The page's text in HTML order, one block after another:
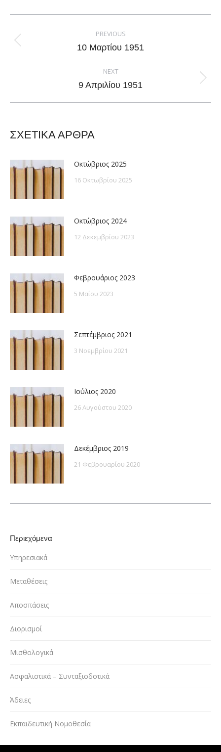
Facebook
X
PinterestLinkedIn
navigation
PREVIOUS
Previous
10 Μαρτίου 1951
NEXT
Next
9 Απριλίου 1951
ΣΧΕΤΙΚΑ ΑΡΘΡΑ
Οκτώβριος 2025
16 Οκτωβρίου 2025
Οκτώβριος 2024
12 Δεκεμβρίου 2023
Φεβρουάριος 2023
5 Μαΐου 2023
Σεπτέμβριος 2021
3 Νοεμβρίου 2021
Ιούλιος 2020
26 Αυγούστου 2020
Δεκέμβριος 2019
21 Φεβρουαρίου 2020
Περιεχόμενα
Υπηρεσιακά
Μεταθέσεις
Αποσπάσεις
Διορισμοί
Μισθολογικά
Ασφαλιστικά – Συνταξιοδοτικά
Άδειες
Εκπαιδευτική Νομοθεσία